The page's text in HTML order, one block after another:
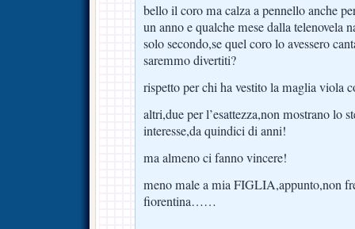
bello il coro ma calza a pennello anche
un anno e qualche mese dalla telenovela
solo secondo,se quel coro lo avessero
saremmo divertiti?
rispetto per chi ha vestito la maglia viola
altri,due per l’esattezza,non mostrano lo
interesse,da quindici di anni!
ma almeno ci fanno vincere!
meno male a mia FIGLIA,appunto,non
fiorentina……